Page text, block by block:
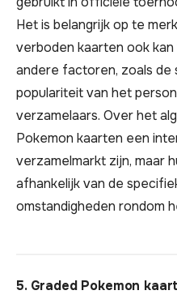
Het is belangrijk op te
verboden kaarten ook
andere factoren, zoals de
populariteit van het
verzamelaars. Over het
Pokemon kaarten een
verzamelmarkt zijn, maar
afhankelijk van de
omstandigheden rondom
5. Graded Pokemon